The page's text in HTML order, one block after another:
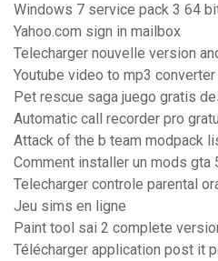
Windows 7 service pack 3 64
Yahoo.com sign in mailbox
Telecharger nouvelle version
Youtube video to mp3
Pet rescue saga juego gratis
Automatic call recorder pro
Attack of the b team modpack
Comment installer un mods gta
Telecharger controle parental
Jeu sims en ligne
Paint tool sai 2 complete
Télécharger application post it